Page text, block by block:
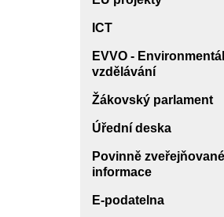
ICT
EVVO -
vzdělávání
Žákovský parlament
Úřední deska
Povinně zveřejňované
informace
E-podatelna